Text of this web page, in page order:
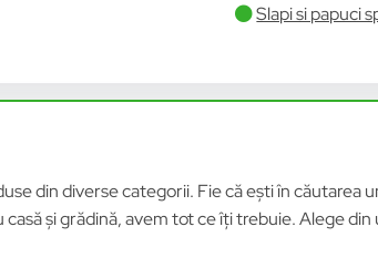
Slapi si papuci
din diverse categorii. Fie că ești în căutarea
și grădină, avem tot ce îți trebuie. Alege